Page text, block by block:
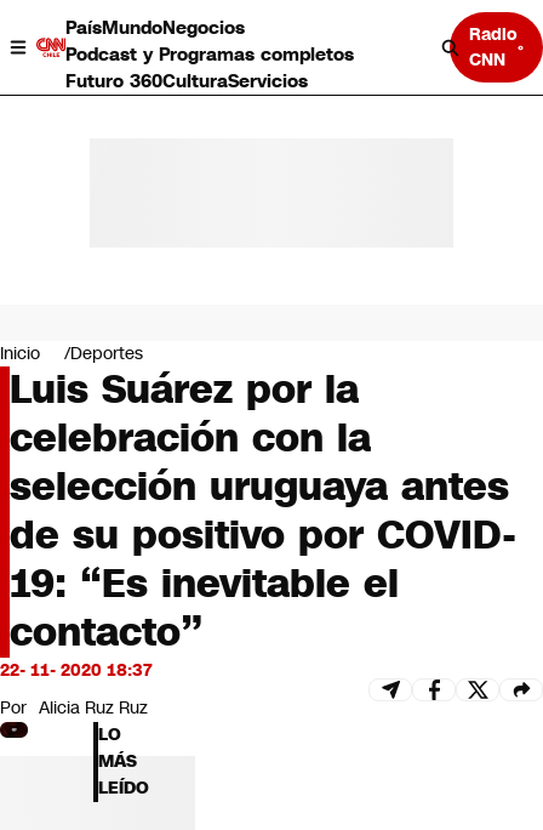
PaísMundoNegocios
Podcast y Programas completos
Futuro 360CulturaServicios
Radio
CNN
Negocios
Deportes
Programas completos
Cultura
Servicios
Bits
CNN tiempo
Futuro 360
Opinión
Inicio Deportes
Luis Suárez por la
celebración con la
selección uruguaya antes
de su positivo por COVID-
19: “Es inevitable el
contacto”
22- 11- 2020 18:37
Por Alicia Ruz Ruz
LO
MÁS
LEÍDO